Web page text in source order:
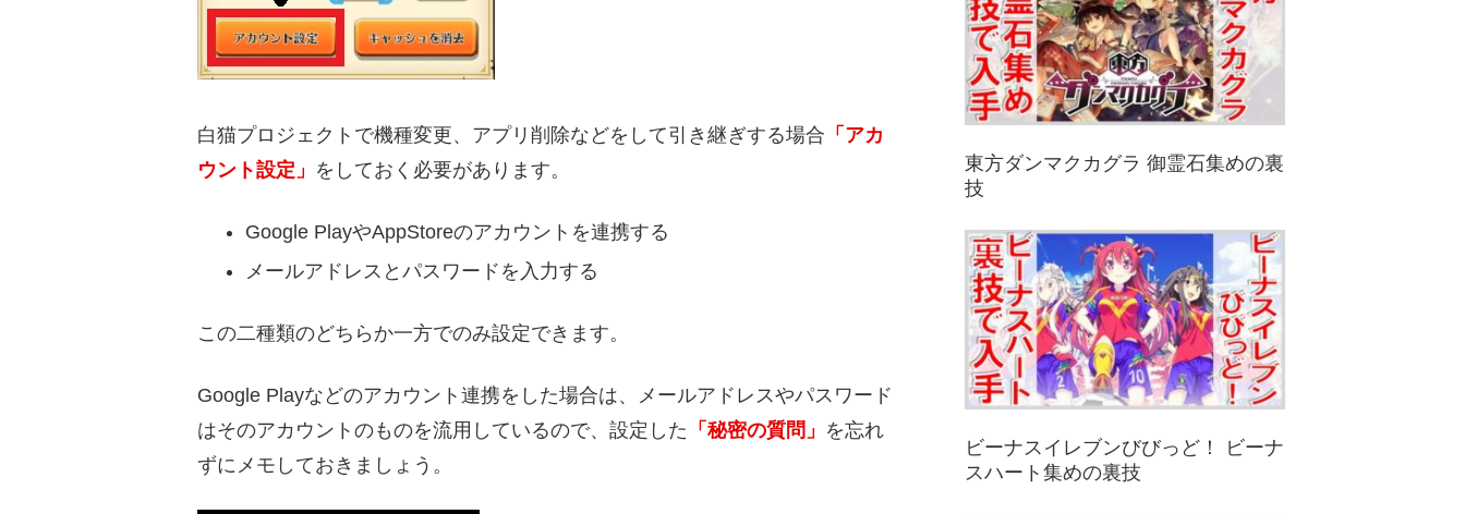
白猫プロジェクトで機種変更、アプリ削除などをして引き継ぎする場合 「アカ
ウント設定」 をしておく必要があります。
Google PlayやAppStoreのアカウントを連携する
メールアドレスとパスワードを入力する
この二種類のどちらか一方でのみ設定できます。
Google Playなどのアカウント連携をした場合は、メールアドレスやパスワード
はそのアカウントのものを流用しているので、設定した 「秘密の質問」 を忘れ
ずにメモしておきましょう。
東方ダンマクカグラ 御霊石集めの裏
技
ビーナスイレブンびびっど！ ビーナ
スハート集めの裏技